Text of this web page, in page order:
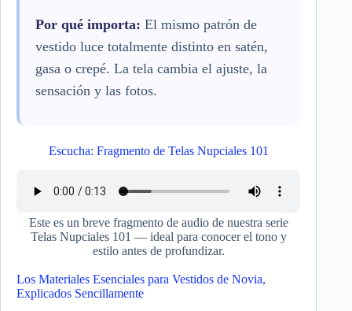
Por qué importa: El mismo patrón de
vestido luce totalmente distinto en satén,
gasa o crepé. La tela cambia el ajuste, la
sensación y las fotos.
Escucha: Fragmento de Telas Nupciales 101
Este es un breve fragmento de audio de nuestra serie
Telas Nupciales 101 — ideal para conocer el tono y
estilo antes de profundizar.
Los Materiales Esenciales para Vestidos de Novia,
Explicados Sencillamente